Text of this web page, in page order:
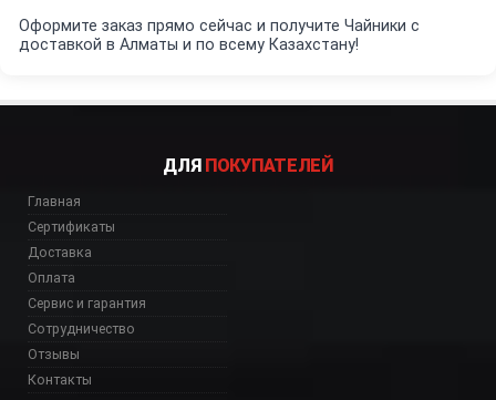
Оформите заказ прямо сейчас и получите Чайники с
доставкой в Алматы и по всему Казахстану!
ДЛЯ ПОКУПАТЕЛЕЙ
Главная
Сертификаты
Доставка
Оплата
Сервис и гарантия
Сотрудничество
Отзывы
Контакты